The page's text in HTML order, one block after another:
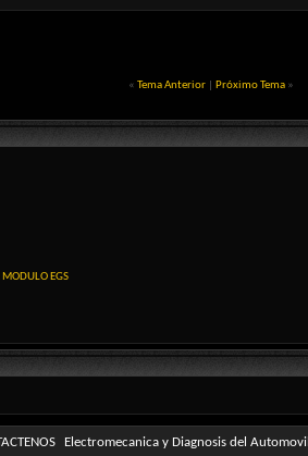
« Tema Anterior Próximo Tema »
EGS
Electromecanica y Diagnosis del